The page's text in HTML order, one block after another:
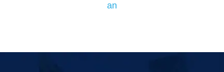
an